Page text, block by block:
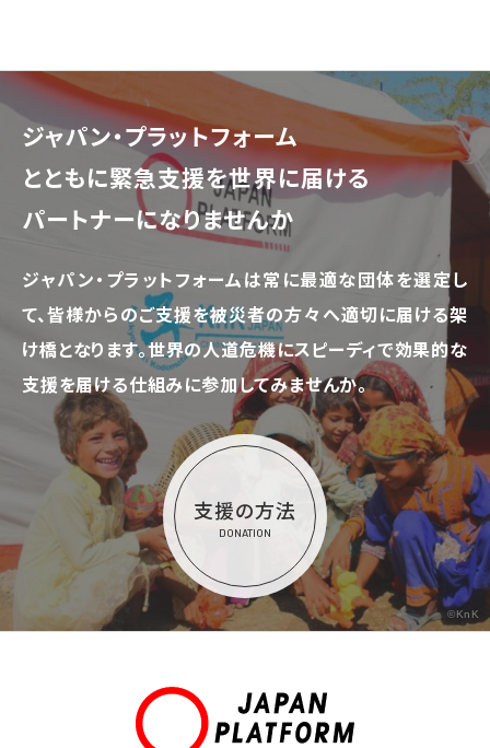
ジャパン・プラットフォーム
とともに緊急支援を世界に届ける
パートナーになりませんか
ジャパン・プラットフォームは常に最適な団体を選定し
て、皆様からのご支援を被災者の方々へ適切に届ける架
け橋となります。世界の人道危機にスピーディで効果的な
支援を届ける仕組みに参加してみませんか。
支援の方法
DONATION
©KnK